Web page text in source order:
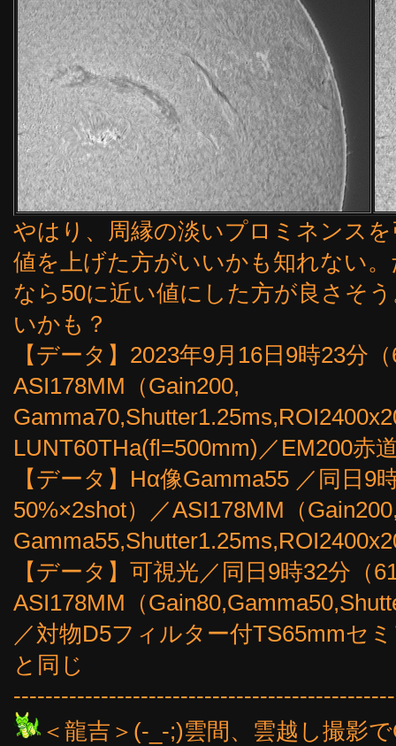
やはり、周縁の淡いプロミネンス
値を上げた方がいいかも知れない
なら50に近い値にした方が良さそ
いかも？
【データ】2023年9月16日9時23分
ASI178MM（Gain200,
LUNT60THa(fl=500mm)／EM200赤
【データ】Hα像Gamma55 ／同日9
50%×2shot）／ASI178MM（
【データ】可視光／同日9時32分（
ASI178MM（
／対物D5フィルター付TS65mmセ
と同じ
＜龍吉＞(-_-;)雲間、雲越し撮影